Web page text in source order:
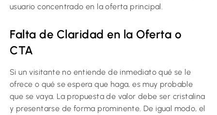
usuario concentrado en la oferta principal.
Falta de Claridad en la Oferta o
CTA
Si un visitante no entiende de inmediato qué se le
ofrece o qué se espera que haga, es muy probable
que se vaya. La propuesta de valor debe ser cristalina
y presentarse de forma prominente. De igual modo, el